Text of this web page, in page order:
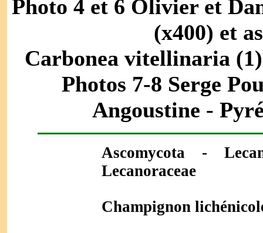
Photo 4 et 6 Olivier et
(x400) et
Carbonea vitellinaria
Photos 7-8 Serge
Angoustine -
Ascomycota -
Lecanoraceae
Champignon